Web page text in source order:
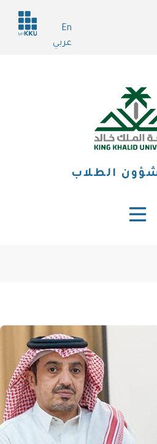
En
عربي
Header
services
الطلاب